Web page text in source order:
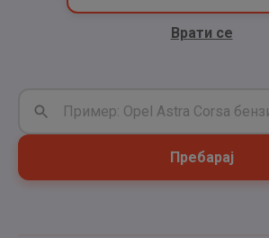
Врати се
Пребарај